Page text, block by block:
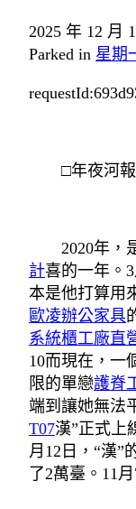
2025 年 12 月
Parked in 星期
□年夜河報
2020年，是
計喜的一年。
本是他打算用
歐凌辦公家具
系統櫃工廠直
10而現在，一
限的單戀護脊
端到讓她無法
T07漢”正式上
月12日，“漢”
了2萬臺。11